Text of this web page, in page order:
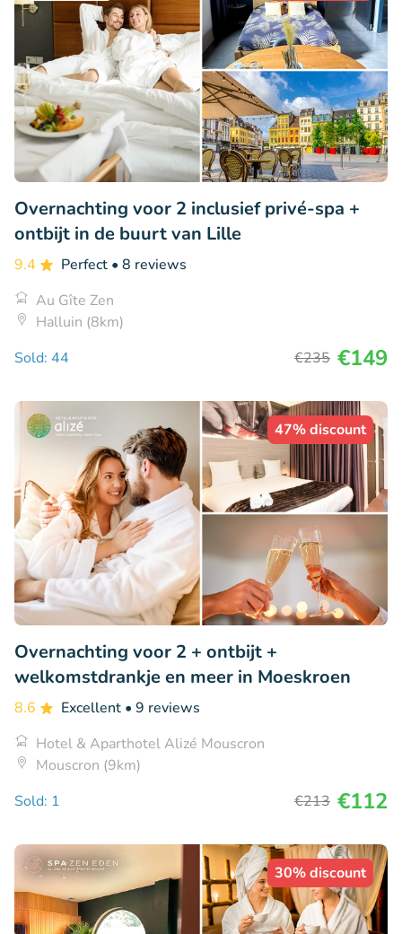
Overnachting voor 2 inclusief privé-spa +
ontbijt in de buurt van Lille
9.4 Perfect • 8 reviews
Au Gîte Zen
Halluin (8km)
Sold: 44
€235 €149
47% discount
Overnachting voor 2 + ontbijt +
welkomstdrankje en meer in Moeskroen
8.6 Excellent • 9 reviews
Hotel & Aparthotel Alizé Mouscron
Mouscron (9km)
Sold: 1
€213 €112
30% discount